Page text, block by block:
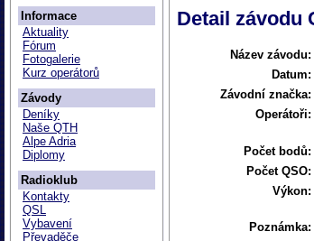
Informace
Aktuality
Fórum
Fotogalerie
Kurz operátorů
Závody
Deníky
Naše QTH
Alpe Adria
Diplomy
Radioklub
Kontakty
QSL
Vybavení
Převaděče
Detail závodu
Název závodu:
Datum:
Závodní značka:
Operátoři:
Počet bodů:
Počet QSO:
Výkon:
Poznámka: